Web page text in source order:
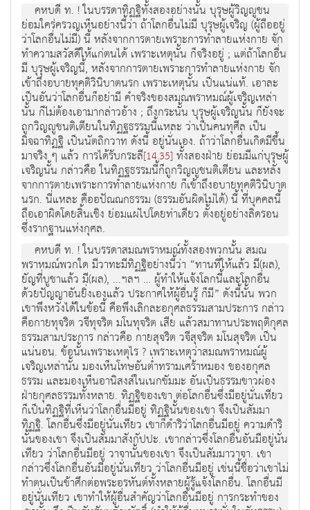
คหบดี ท. ! ในบรรดาทิฏฐิทั้งสองอย่างนั้น บุรุษผู้วิญญูชน
ย่อมใคร่ครวญเห็นอย่างนี้ว่า ถ้าโลกอื่นไม่มี บุรุษผู้เจริญ (ผู้ถืออยู่
ว่าโลกอื่นไม่มี) นี้ หลังจากการตายเพราะการทำลายแห่งกาย จัก
ทำความสวัสดีให้แก่ตนได้ เพราะเหตุนั้น ก็จริงอยู่ ; แต่ถ้าโลกอื่น
มี บุรุษผู้เจริญนี้, หลังจากการตายเพราะการทำลายแห่งกาย จัก
เข้าถึงอบายทุคติวินิบาตนรก เพราะเหตุนั้น เป็นแน่แท้. เอาละ
เป็นอันว่าโลกอื่นก็อย่ามี คำจริงของสมณพราหมณ์ผู้เจริญเหล่า
นั้น ก็ไม่ต้องเอามากล่าวอ้าง ; ถึงกระนั้น บุรุษผู้เจริญนั้น ก็ยังจะ
ถูกวิญญูชนติเตียนในทิฏฐธรรมนี้แหละ ว่าเป็นคนทุศีล เป็น
มิจฉาทิฏฐิ เป็นนัตถิกวาท ดังนี้ อยู่นั่นเอง. ถ้าว่าโลกอื่นเกิดมีขึ้น
มาจริง ๆ แล้ว การได้รับกระลี[14.35] ทั้งสองฝ่าย ย่อมมีแก่บุรุษผู้
เจริญนั้น กล่าวคือ ในทิฏฐธรรมนี้ก็ถูกวิญญูชนติเตียน และหลัง
จากการตายเพราะการทำลายแห่งกาย ก็เข้าถึงอบายทุคติวินิบาต
นรก. นี่แหละ คืออปัณณกธรรม (ธรรมอันผิดไม่ได้) นี้ ที่บุคคลนี้
ถือเอาผิดโดยสิ้นเชิง ย่อมแผ่ไปโดยท่าเดียว ตั้งอยู่อย่างลิดรอน
ซึ่งรากฐานแห่งกุศล.
คหบดี ท. ! ในบรรดาสมณพราหมณ์ทั้งสองพวกนั้น สมณ
พราหมณ์พวกใด มีวาทะมีทิฏฐิอย่างนี้ว่า “ทานที่ให้แล้ว มี(ผล),
ยัญที่บูชาแล้ว มี(ผล), ...ฯลฯ … ผู้ทำให้แจ้งโลกนี้และโลกอื่น
ด้วยปัญญาอันยิ่งเองแล้ว ประกาศให้ผู้อื่นรู้ ก็มี” ดังนี้นั้น พวก
เขาพึงหวังได้ในข้อนี้ คือพึงเลิกละอกุศลธรรมสามประการ กล่าว
คือกายทุจริต วจีทุจริต มโนทุจริต เสีย แล้วสมาทานประพฤติกุศล
ธรรมสามประการ กล่าวคือ กายสุจริต วจีสุจริต มโนสุจริต เป็น
แน่นอน. ข้อนั้นเพราะเหตุไร ? เพราะเหตุว่าสมณพราหมณ์ผู้
เจริญเหล่านั้น มองเห็นโทษอันต่ำทรามเศร้าหมอง ของอกุศล
ธรรม และมองเห็นอานิสงส์ในเนกขัมมะ อันเป็นธรรมขาวผ่อง
ฝ่ายกุศลธรรมทั้งหลาย. ทิฏฐิของเขา ต่อโลกอื่นซึ่งมีอยู่นั่นเทียว
ก็เป็นทิฏฐิที่เห็นว่าโลกอื่นมีอยู่ ทิฏฐินั้นของเขา จึงเป็นสัมมา
ทิฏฐิ. โลกอื่นซึ่งมีอยู่นั่นเทียว เขาก็ดำริว่าโลกอื่นมีอยู่ ความดำริ
นั้นของเขา จึงเป็นสัมมาสังกัปปะ. เขากล่าวซึ่งโลกอื่นอันมีอยู่นั่น
เทียว ว่าโลกอื่นมีอยู่ วาจานั้นของเขา จึงเป็นสัมมาวาจา. เขา
กล่าวซึ่งโลกอื่นอันมีอยู่นั่นเทียว ว่าโลกอื่นมีอยู่ เช่นนี้ชื่อว่าเขาไม่
ทำตนเป็นข้าศึกต่อพระอรหันต์ทั้งหลายผู้รู้แจ้งโลกอื่น. โลกอื่นมี
อยู่นั่นเทียว เขาทำให้ผู้อื่นสำคัญว่าโลกอื่นมีอยู่ การกระทำของ